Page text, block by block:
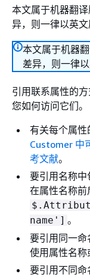
本文属于机器翻
异，则一律以英文
本文属于机器
差异，则一律以
引用联系属性的
您如何访问它们。
有关每个属性
Customer 中
考文献。
要引用名称
在属性名称前
name'] 。
要引用同一
使用属性名称
要引用不同